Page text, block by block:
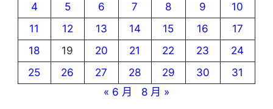
4
5 6 7 8 9
10
11
12 13 14 15 16
17
18
19 20 21 22 23
24
25
26 27 28 29 30
31
« 6 月
8 月 »